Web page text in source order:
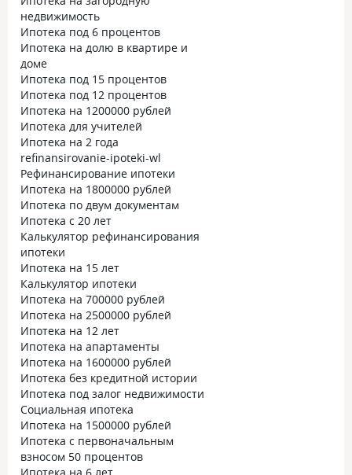
недвижимость
Ипотека под 6 процентов
Ипотека на долю в квартире и
доме
Ипотека под 15 процентов
Ипотека под 12 процентов
Ипотека на 1200000 рублей
Ипотека для учителей
Ипотека на 2 года
refinansirovanie-ipoteki-wl
Рефинансирование ипотеки
Ипотека на 1800000 рублей
Ипотека по двум документам
Ипотека с 20 лет
Калькулятор рефинансирования
ипотеки
Ипотека на 15 лет
Калькулятор ипотеки
Ипотека на 700000 рублей
Ипотека на 2500000 рублей
Ипотека на 12 лет
Ипотека на апартаменты
Ипотека на 1600000 рублей
Ипотека без кредитной истории
Ипотека под залог недвижимости
Социальная ипотека
Ипотека на 1500000 рублей
Ипотека с первоначальным
взносом 50 процентов